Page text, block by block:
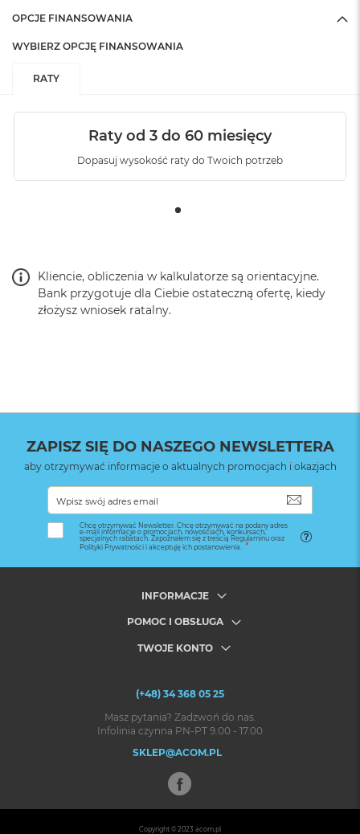
OPCJE FINANSOWANIA
WYBIERZ OPCJĘ FINANSOWANIA
RATY
Raty od 3 do 60 miesięcy
Dopasuj wysokość raty do Twoich potrzeb
Kliencie, obliczenia w kalkulatorze są orientacyjne.
Bank przygotuje dla Ciebie ostateczną ofertę, kiedy
złożysz wniosek ratalny.
ZAPISZ SIĘ DO NASZEGO NEWSLETTERA
aby otrzymywać informacje o aktualnych promocjach i okazjach
Chcę otrzymywać Newsletter. Chcę otrzymywać na podany adres
e-mail informacje o promocjach, nowościach, konkursach,
specjalnych rabatach. Zapoznałem się z treścią Regulaminu oraz
Polityki Prywatności i akceptuję ich postanowienia.
INFORMACJE
POMOC I OBSŁUGA
TWOJE KONTO
(+48) 34 368 05 25
Masz pytania? Zadzwoń do nas.
Infolinia czynna PN-PT 9.00 - 17.00
SKLEP@ACOM.PL
Copyright © 2023 acom.pl